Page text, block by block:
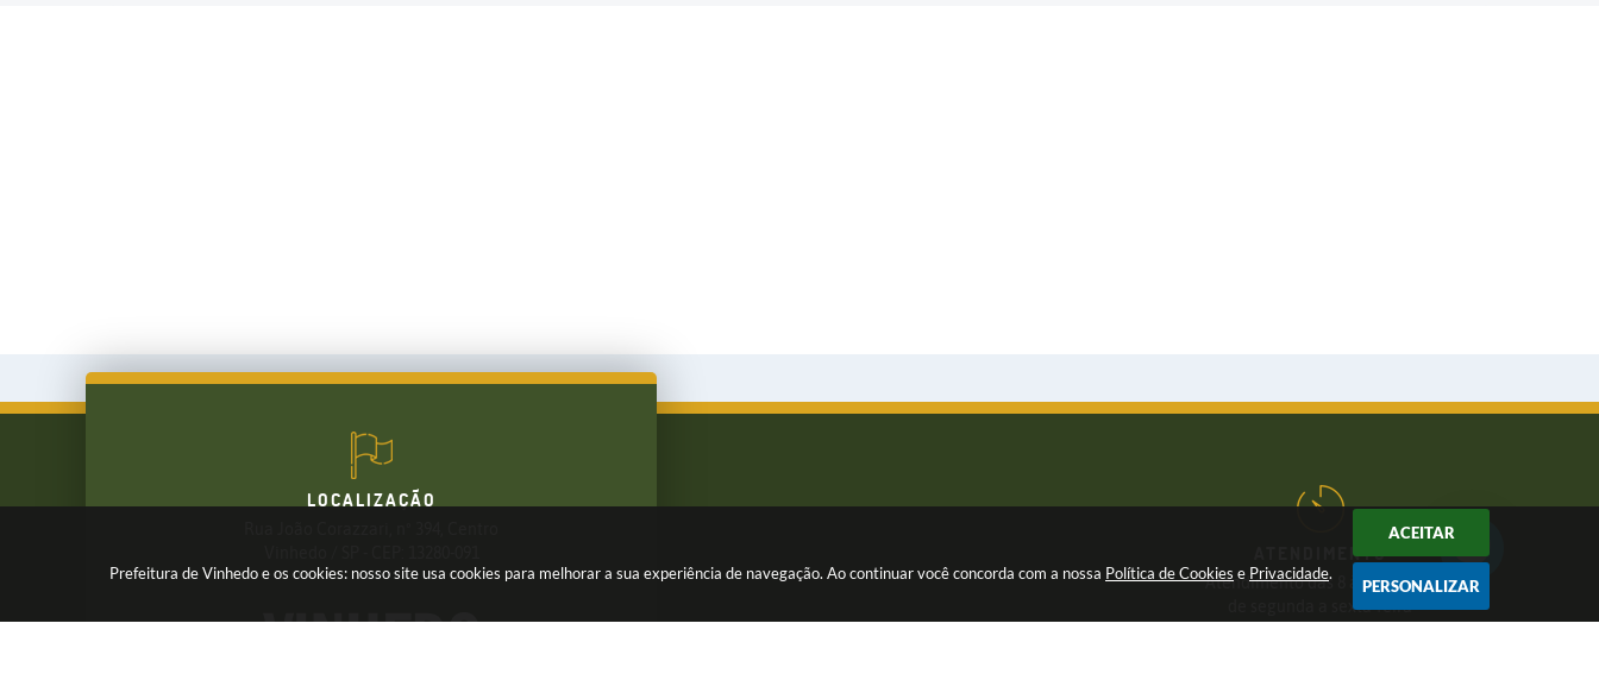
Prefeitura de Vinhedo e os cookies: nosso site usa cookies para melhorar a sua experiência de navegação. Ao continuar você concorda com a nossa Política de Cookies e Privacidade.
ACEITAR
PERSONALIZAR
(19) 3826-7800
ATENDIMENTO
Atendimento das 8 às 17 horas,
de segunda a sexta-feira
LOCALIZAÇÃO